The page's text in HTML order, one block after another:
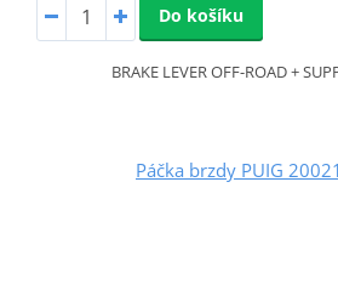
Do košíku
BRAKE LEVER OFF-ROAD +
Páčka brzdy PUIG